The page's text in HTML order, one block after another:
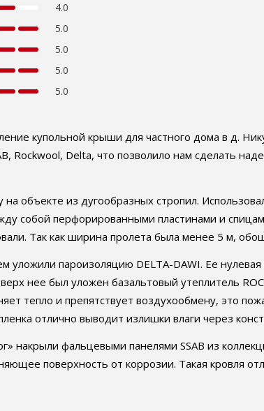
4.0
5.0
5.0
5.0
5.0
купольной крыши для частного дома в д.
Rockwool, Delta, что позволило нам сделать
на объекте из дугообразных стропил.
собой перфорированными пластинами и
Так как ширина пролета была менее 5 м,
уложили пароизоляцию DELTA-DAWI. Ее
нее был уложен базальтовый утеплитель
тепло и препятствует воздухообмену, это
отлично выводит излишки влаги через
накрыли фальцевыми панелями SSAB из
поверхность от коррозии. Такая кровля